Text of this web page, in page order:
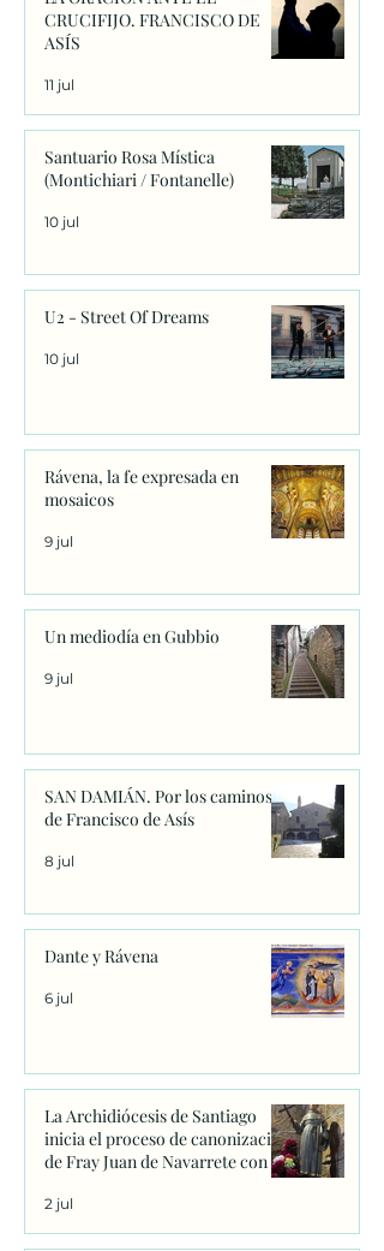
CRUCIFIJO. FRANCISCO DE
ASÍS
11 jul
Santuario Rosa Mística
(Montichiari / Fontanelle)
10 jul
U2 - Street Of Dreams
10 jul
Rávena, la fe expresada en
mosaicos
9 jul
Un mediodía en Gubbio
9 jul
SAN DAMIÁN. Por los caminos
de Francisco de Asís
8 jul
Dante y Rávena
6 jul
La Archidiócesis de Santiago
inicia el proceso de canonización
de Fray Juan de Navarrete con la
firma de los primeros decretos
en Sanxenxo
2 jul